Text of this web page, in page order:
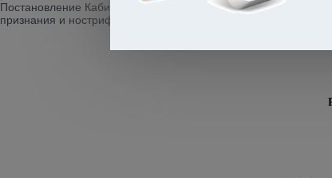
Постановление Кабинета Министров Республики
признания и нострификации (установления